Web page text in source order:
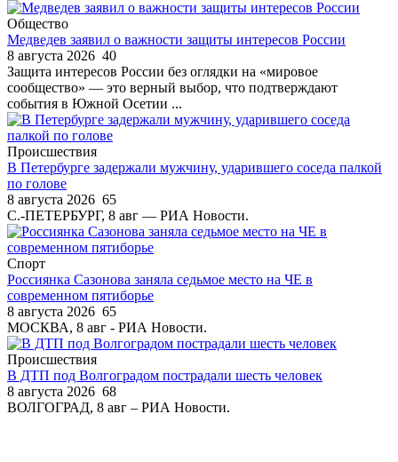
Общество
Медведев заявил о важности защиты интересов России
8 августа 2026 40
Защита интересов России без оглядки на «мировое
сообщество» — это верный выбор, что подтверждают
события в Южной Осетии ...
Происшествия
В Петербурге задержали мужчину, ударившего соседа палкой
по голове
8 августа 2026 65
С.-ПЕТЕРБУРГ, 8 авг — РИА Новости.
Спорт
Россиянка Сазонова заняла седьмое место на ЧЕ в
современном пятиборье
8 августа 2026 65
МОСКВА, 8 авг - РИА Новости.
Происшествия
В ДТП под Волгоградом пострадали шесть человек
8 августа 2026 68
ВОЛГОГРАД, 8 авг – РИА Новости.